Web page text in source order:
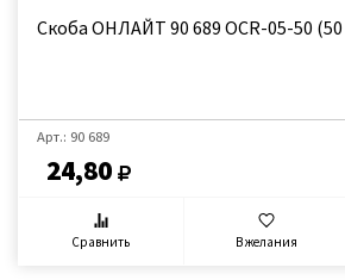
Скоба ОНЛАЙТ 90 689 OCR-05-50
Арт.: 90 689
24,80
Сравнить В желания